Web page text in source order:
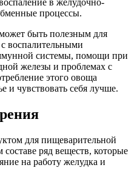
в желудочно-
процессы.
быть полезным для
воспалительными
системы, помощи при
железы и проблемах с
этого овоща
и чувствовать себя лучше.
для пищеварительной
ряд веществ, которые
на работу желудка и